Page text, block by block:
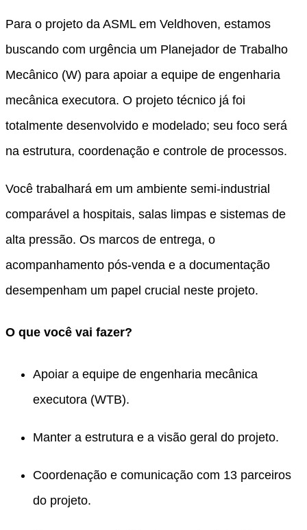
Para o projeto da ASML em Veldhoven, estamos
buscando com urgência um Planejador de Trabalho
Mecânico (W) para apoiar a equipe de engenharia
mecânica executora. O projeto técnico já foi
totalmente desenvolvido e modelado; seu foco será
na estrutura, coordenação e controle de processos.
Você trabalhará em um ambiente semi-industrial
comparável a hospitais, salas limpas e sistemas de
alta pressão. Os marcos de entrega, o
acompanhamento pós-venda e a documentação
desempenham um papel crucial neste projeto.
O que você vai fazer?
Apoiar a equipe de engenharia mecânica
executora (WTB).
Manter a estrutura e a visão geral do projeto.
Coordenação e comunicação com 13 parceiros
do projeto.